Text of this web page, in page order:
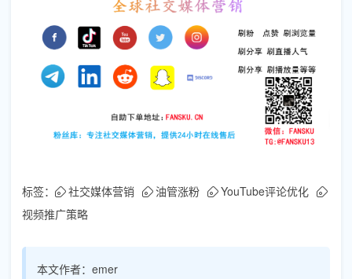
标签： 社交媒体营销 油管涨粉
YouTube评论优化
视频推广策略
本文作者： emer